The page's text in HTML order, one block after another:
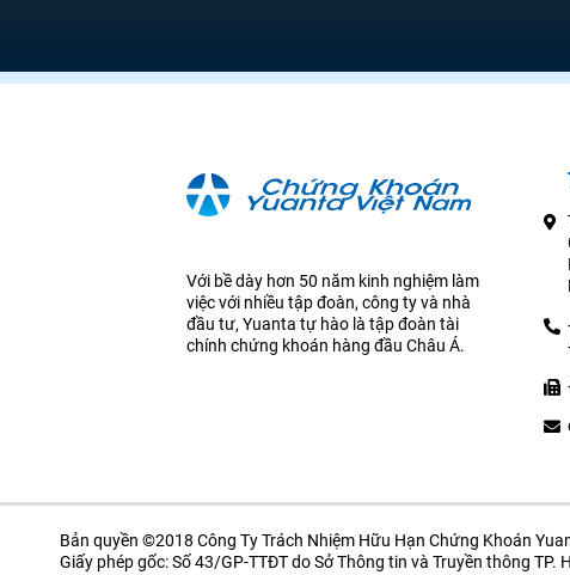
Với bề dày hơn 50 năm kinh nghiệm làm
việc với nhiều tập đoàn, công ty và nhà
đầu tư, Yuanta tự hào là tập đoàn tài
chính chứng khoán hàng đầu Châu Á.
Bản quyền ©2018 Công Ty Trách Nhiệm Hữu Hạn Chứng Khoán
Giấy phép gốc: Số 43/GP-TTĐT do Sở Thông tin và Truyền thông